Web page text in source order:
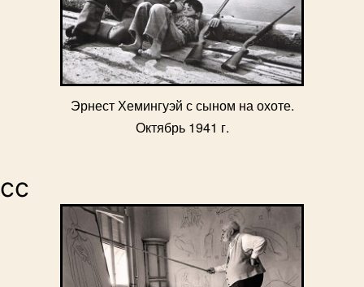
Эрнест Хемингуэй с сыном на охоте.
Октябрь 1941 г.